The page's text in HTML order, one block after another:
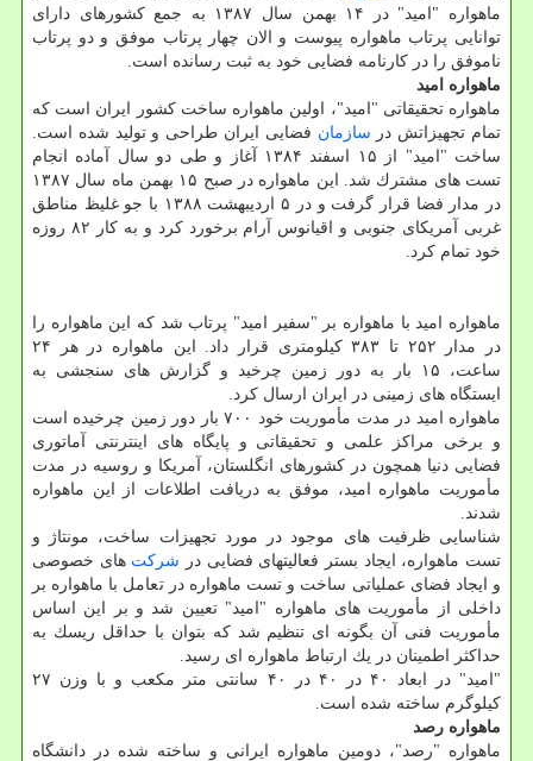
ماهواره "امید" در ۱۴ بهمن سال ۱۳۸۷ به جمع كشورهای دارای
توانایی پرتاب ماهواره پیوست و الان چهار پرتاب موفق و دو پرتاب
ناموفق را در كارنامه فضایی خود به ثبت رسانده است.
ماهواره امید
ماهواره تحقیقاتی "امید"، اولین ماهواره ساخت كشور ایران است كه
تمام تجهیزاتش در سازمان فضایی ایران طراحی و تولید شده است.
ساخت "امید" از ۱۵ اسفند ۱۳۸۴ آغاز و طی دو سال آماده انجام
تست های مشترك شد. این ماهواره در صبح ۱۵ بهمن ماه سال ۱۳۸۷
در مدار فضا قرار گرفت و در ۵ اردیبهشت ۱۳۸۸ با جو غلیظ مناطق
غربی آمریكای جنوبی و اقیانوس آرام برخورد كرد و به كار ۸۲ روزه
خود تمام كرد.
ماهواره امید با ماهواره بر "سفیر امید" پرتاب شد كه این ماهواره را
در مدار ۲۵۲ تا ۳۸۳ كیلومتری قرار داد. این ماهواره در هر ۲۴
ساعت، ۱۵ بار به دور زمین چرخید و گزارش های سنجشی به
ایستگاه های زمینی در ایران ارسال كرد.
ماهواره امید در مدت مأموریت خود ۷۰۰ بار دور زمین چرخیده است
و برخی مراكز علمی و تحقیقاتی و پایگاه های اینترنتی آماتوری
فضایی دنیا همچون در كشورهای انگلستان، آمریكا و روسیه در مدت
مأموریت ماهواره امید، موفق به دریافت اطلاعات از این ماهواره
شدند.
شناسایی ظرفیت های موجود در مورد تجهیزات ساخت، مونتاژ و
تست ماهواره، ایجاد بستر فعالیتهای فضایی در شركت های خصوصی
و ایجاد فضای عملیاتی ساخت و تست ماهواره در تعامل با ماهواره بر
داخلی از مأموریت های ماهواره "امید" تعیین شد و بر این اساس
مأموریت فنی آن بگونه ای تنظیم شد كه بتوان با حداقل ریسك به
حداكثر اطمینان در یك ارتباط ماهواره ای رسید.
"امید" در ابعاد ۴۰ در ۴۰ در ۴۰ سانتی متر مكعب و با وزن ۲۷
كیلوگرم ساخته شده است.
ماهواره رصد
ماهواره "رصد"، دومین ماهواره ایرانی و ساخته شده در دانشگاه